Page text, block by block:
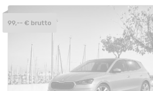
99,-- € brutto